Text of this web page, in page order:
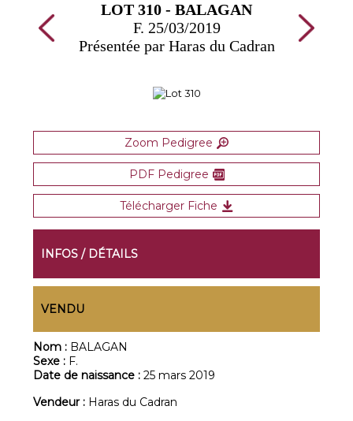
LOT 310 - BALAGAN
F. 25/03/2019
Présentée par Haras du Cadran
Zoom Pedigree
PDF Pedigree
Télécharger Fiche
INFOS / DÉTAILS
VENDU
Nom : BALAGAN
Sexe : F.
Date de naissance :25 mars 2019
Vendeur : Haras du Cadran